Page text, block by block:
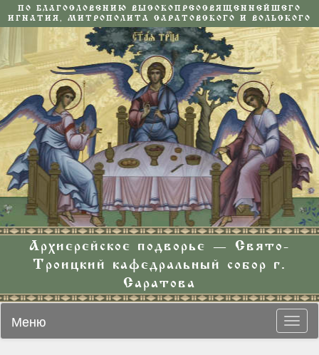
ПО БЛАГОСЛОВЕНИЮ ВЫСОКОПРЕОСВЯЩЕННЕЙШЕГО
ИГНАТИЯ, МИТРОПОЛИТА САРАТОВСКОГО И ВОЛЬСКОГО
Архиерейское подворье — Свято-
Троицкий кафедральный собор г.
Саратова
Меню